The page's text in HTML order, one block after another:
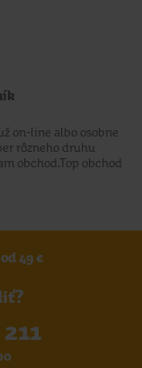
on-line albo osobne
rôzneho druhu
obchod.Top obchod
49 €